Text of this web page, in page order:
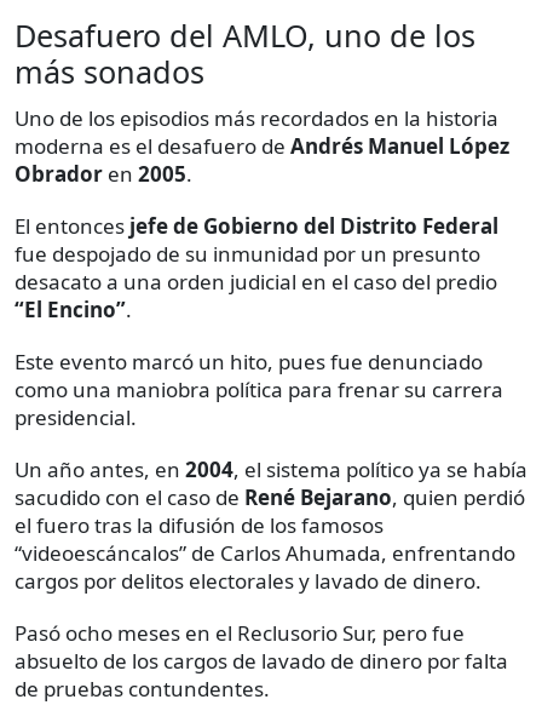
Desafuero del AMLO, uno de los
más sonados
Uno de los episodios más recordados en la historia
moderna es el desafuero de Andrés Manuel López
Obrador en 2005.
El entonces jefe de Gobierno del Distrito Federal
fue despojado de su inmunidad por un presunto
desacato a una orden judicial en el caso del predio
“El Encino”.
Este evento marcó un hito, pues fue denunciado
como una maniobra política para frenar su carrera
presidencial.
Un año antes, en 2004, el sistema político ya se había
sacudido con el caso de René Bejarano, quien perdió
el fuero tras la difusión de los famosos
“videoescáncalos” de Carlos Ahumada, enfrentando
cargos por delitos electorales y lavado de dinero.
Pasó ocho meses en el Reclusorio Sur, pero fue
absuelto de los cargos de lavado de dinero por falta
de pruebas contundentes.